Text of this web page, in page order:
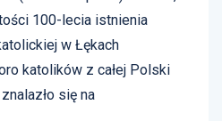
100-lecia istnienia
w Łękach
katolików z całej Polski
się na